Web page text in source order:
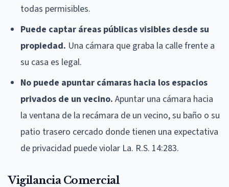
todas permisibles.
Puede captar áreas públicas visibles desde su
propiedad. Una cámara que graba la calle frente a
su casa es legal.
No puede apuntar cámaras hacia los espacios
privados de un vecino. Apuntar una cámara hacia
la ventana de la recámara de un vecino, su baño o su
patio trasero cercado donde tienen una expectativa
de privacidad puede violar La. R.S. 14:283.
Vigilancia Comercial